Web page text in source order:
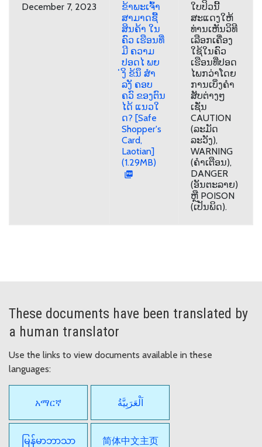
December 7, 2023
ຂ້າພະເຈ້ົາ
ສາມາດຊ້ື
ສິນຄ້າ ໃນ
ຄົວ ເຮືອນທ່ີ
ມີ ຄວາມ
ປອດໄ ພຍ
່ງິ ຂ້ນຶ ສຳ
ລງັ ຄອບ
ຄວົ ຂອງຕົນ
ໄດ້ ແນວໃ
ດ? [Safe
Shopper's
Card,
Laotian]
(1.29MB)
ໃບປິວນີ້
ສະແດງໃຫ້
ທ່ານເຫັນວິທີ
ເລືອກເຄື່ອງ
ໃຊ້ໃນຄົວ
ເຮືອນທີ່ປອດ
ໄພກວ່າໂດຍ
ການເບິ່ງຄຳ
ສັບຕ່າງໆ
ເຊັ່ນ
CAUTION
(ລະມັດ
ລະວັງ),
WARNING
(ຄໍາເຕືອນ),
DANGER
(ອັນຕະລາຍ)
ຫຼື POISON
(ເປັນພິດ).
These documents have been translated by
a human translator
Use the links to view documents available in these
languages:
አማርኛ اَلْعَرَبِيَّةُ
မြန်မာဘာသာ 简体中文主页